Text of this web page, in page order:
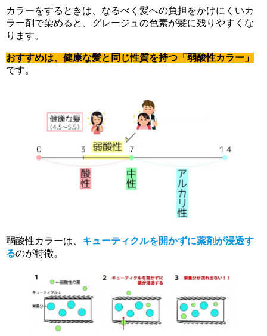
カラーをするときは、なるべく髪への負担をかけにくいカ
ラー剤で染めると、グレージュの色素が髪に残りやすくな
ります。
おすすめは、健康な髪と同じ性質を持つ「弱酸性カラー」
です。
弱酸性カラーは、 キューティクルを開かずに薬剤が浸透す
るのが特徴。